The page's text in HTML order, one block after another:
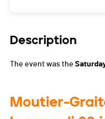
Description
The event was the
Moutier-